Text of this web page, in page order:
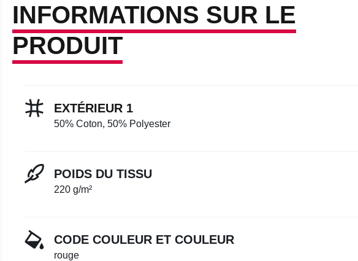
INFORMATIONS SUR LE
PRODUIT
EXTÉRIEUR 1
50% Coton, 50% Polyester
POIDS DU TISSU
220 g/m²
CODE COULEUR ET COULEUR
rouge